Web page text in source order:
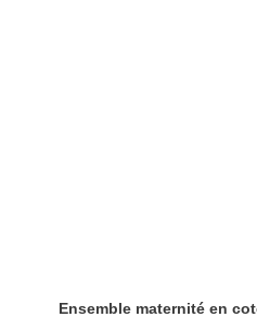
Ensemble maternité en